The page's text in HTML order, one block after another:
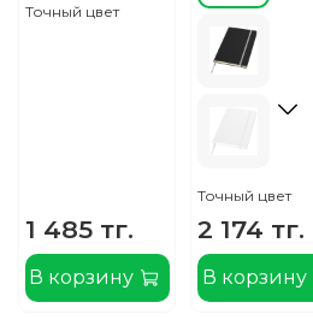
Точный цвет
1 485 тг.
В корзину
Точный цвет
2 174 тг.
В корзину